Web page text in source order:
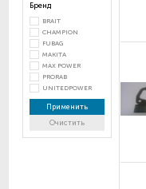
Бренд
BRAIT
CHAMPION
FUBAG
MAKITA
MAX POWER
PRORAB
UNITEDPOWER
Применить
Очистить